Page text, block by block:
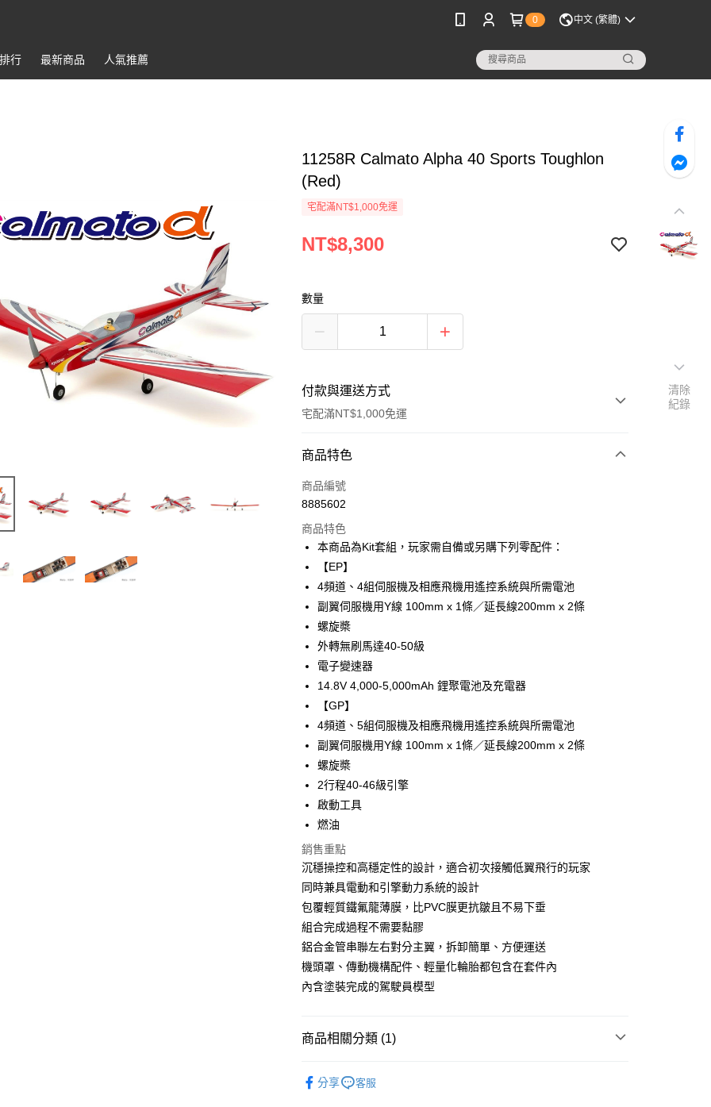
0 中文 (繁體)
行 最新商品 人氣推薦
11258R Calmato Alpha 40 Sports Toughlon
(Red)
宅配滿NT$1,000免運
NT$8,300
數量
付款與運送方式
宅配滿NT$1,000免運
付款方式
信用卡一次付款
3 期 0 利率 每期 NT$2,766
合作金庫商業銀行
華南商業銀行
彰化商業銀行
國泰世華商業銀行
兆豐國際商業銀行
臺灣中小企業銀行
匯豐（台灣）商業銀行
聯邦商業銀行
元大商業銀行
永豐商業銀行
台新國際商業銀行
台灣樂天信用卡公司
6 期 0 利率 每期
合作金庫商業銀行
第一商業銀行
華南商業銀行
彰化商業銀行
上海商業儲蓄銀行
臺灣中小企業銀行
匯豐（台灣）商業銀行
聯邦商業銀行
遠東國際商業銀行
元大商業銀行
玉山商業銀行
星展（台灣）商業銀行
台灣樂天信用卡公司
LINE Pay
Apple Pay
街口支付
悠遊付
Google Pay
全盈+PAY
ATM付款
運送方式
郵局
每筆NT$30，滿NT$1,000(含以上)免運費
新竹物流
每筆NT$80，滿NT$1,000(含以上)免運費
商品特色
商品編號
8885602
商品特色
本商品為Kit套組，玩家需自備或另購下列零配件：
【EP】
4頻道、4組伺服機及相應飛機用遙控系統與所需電池
副翼伺服機用Y線 100mm x 1條／延長線200mm x 2條
螺旋槳
外轉無刷馬達40-50級
電子變速器
14.8V 4,000-5,000mAh 鋰聚電池及充電器
【GP】
4頻道、5組伺服機及相應飛機用遙控系統與所需電池
副翼伺服機用Y線 100mm x 1條／延長線200mm x 2條
螺旋槳
2行程40-46級引擎
啟動工具
燃油
銷售重點
沉穩操控和高穩定性的設計，適合初次接觸低翼飛行的玩家
同時兼具電動和引擎動力系統的設計
包覆輕質鐵氟龍薄膜，比PVC膜更抗皺且不易下垂
組合完成過程不需要黏膠
鋁合金管串聯左右對分主翼，拆卸簡單、方便運送
機頭罩、傳動機構配件、輕量化輪胎都包含在套件內
內含塗裝完成的駕駛員模型
商品相關分類 (1)
分享
客服
清除
紀錄